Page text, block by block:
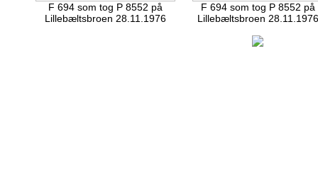
F 694 som tog P 8552 på
Lillebæltsbroen 28.11.1976
F 694 som tog P 8552 på
Lillebæltsbroen 28.11.1976